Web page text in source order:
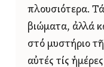
πλουσιότερα.
βιώματα, ἀλλά
στό μυστήριο
αὐτές τίς